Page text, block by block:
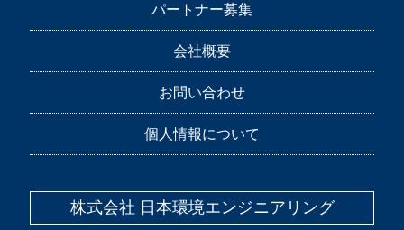
パートナー募集
会社概要
お問い合わせ
個人情報について
株式会社 日本環境エンジニアリング